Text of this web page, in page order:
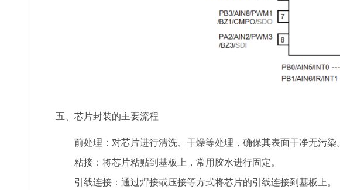
五、芯片封装的主要流程
前处理：对芯片进行清洗、干燥等处理，确保其表面干净无污染。
粘接：将芯片粘贴到基板上，常用胶水进行固定。
引线连接：通过焊接或压接等方式将芯片的引线连接到基板上。